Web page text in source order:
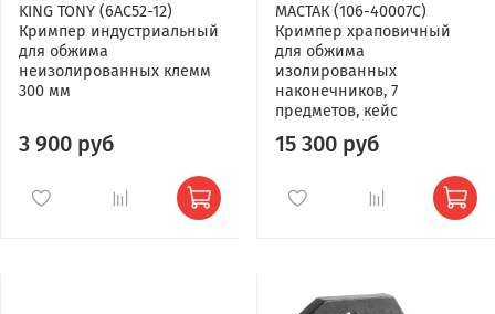
KING TONY (6AC52-12)
Кримпер индустриальный
для обжима
неизолированных клемм
300 мм
3 900 руб
МАСТАК (106-40007C)
Кримпер храповичный
для обжима
изолированных
наконечников, 7
предметов, кейс
15 300 руб